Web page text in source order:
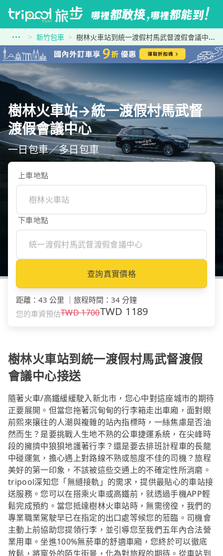
新竹包車 樹林火車站到統一渡假村馬武督渡假會議中心
樹林火車站→統一渡假村馬武督
渡假會議中心
一日包車／多日包車
上車地點
下車地點
查詢真實價格
距離 ： 43 公里 旅程時間 ： 34 分鐘
您的車資預估TWD1700TWD 1189
樹林火車站到統一渡假村馬武督渡假
會議中心接送
隨著火車/高鐵緩緩駛入新北市，您心中對這座城市的期待
正要展開。但當您拖著沉甸甸的行李箱走出車廂，面對眼
前熙來攘往的人潮與複雜的站內指標時，一絲焦慮是否油
然而生？是要挑戰人生地不熟的公車捷運系統，在尖峰時
段的擁擠中狼狽地護著行李？還是要去排班計程車的長龍
中碰運氣，擔心遇上對路線不熟或態度不佳的司機？旅程
美好的第一印象，不該被這些交通上的不確定性所消磨。
tripool深知您「無縫接軌」的需求，提供最貼心的車站接
送服務。您可以在搭乘火車或高鐵前，就透過手機APP輕
鬆完成預約。當您抵達樹林火車站時，無需徬徨，我們的
專業職業駕駛早已在指定的出口處等候您的蒞臨。司機會
主動上前協助您提領行李，並引導您至我們五年內合法營
業用車。坐進100%無菸車的舒適車廂，您終於可以徹底
放鬆，將窗外的陌生街景，化為對旅程的期待。從車站到